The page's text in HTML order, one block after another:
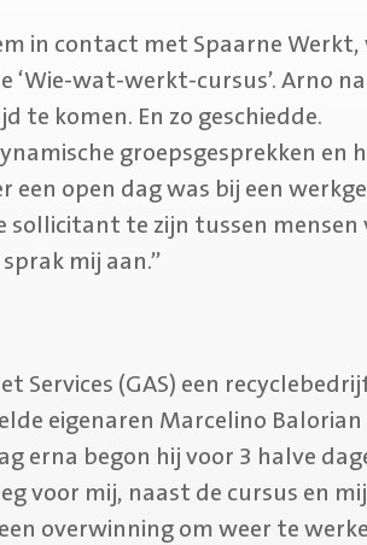
in contact met Spaarne
‘Wie-wat-werkt-cursus’. Arno
te komen. En zo geschiedde.
groepsgesprekken en
open dag was bij een
sollicitant te zijn tussen
mij aan.”
Services (GAS) een
eigenaren Marcelino
erna begon hij voor 3 halve
voor mij, naast de cursus en
overwinning om weer te